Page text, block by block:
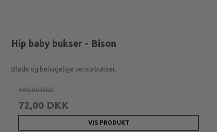
Hip baby bukser - Bison
Bløde og behagelige velourbukser.
180,00 DKK
72,00 DKK
VIS PRODUKT